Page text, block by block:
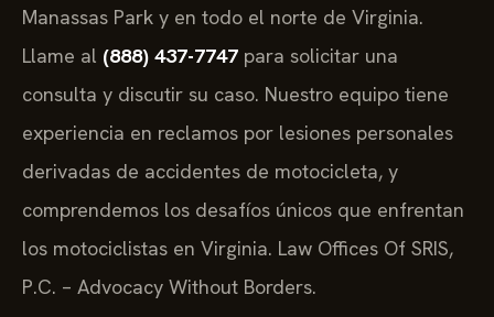
Manassas Park y en todo el norte de Virginia.
Llame al (888) 437-7747 para solicitar una
consulta y discutir su caso. Nuestro equipo tiene
experiencia en reclamos por lesiones personales
derivadas de accidentes de motocicleta, y
comprendemos los desafíos únicos que enfrentan
los motociclistas en Virginia. Law Offices Of SRIS,
P.C. – Advocacy Without Borders.